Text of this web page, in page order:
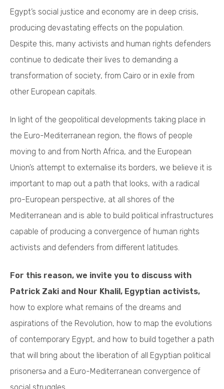
Egypt’s social justice and economy are in deep crisis,
producing devastating effects on the population.
Despite this, many activists and human rights defenders
continue to dedicate their lives to demanding a
transformation of society, from Cairo or in exile from
other European capitals.
In light of the geopolitical developments taking place in
the Euro-Mediterranean region, the flows of people
moving to and from North Africa, and the European
Union’s attempt to externalise its borders, we believe it is
important to map out a path that looks, with a radical
pro-European perspective, at all shores of the
Mediterranean and is able to build political infrastructures
capable of producing a convergence of human rights
activists and defenders from different latitudes.
For this reason, we invite you to discuss with
Patrick Zaki and Nour Khalil, Egyptian activists,
how to explore what remains of the dreams and
aspirations of the Revolution, how to map the evolutions
of contemporary Egypt, and how to build together a path
that will bring about the liberation of all Egyptian political
prisonersə and a Euro-Mediterranean convergence of